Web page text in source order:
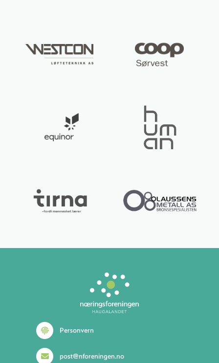
Personvern
post@nforeningen.no
Lurer du på noe? 😊